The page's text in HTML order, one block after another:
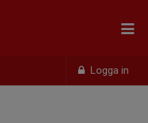
Logga in